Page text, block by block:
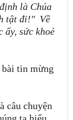
là Chúa
tật đi!"Về
ấy, sức khoẻ
bài tin mừng
câu chuyện